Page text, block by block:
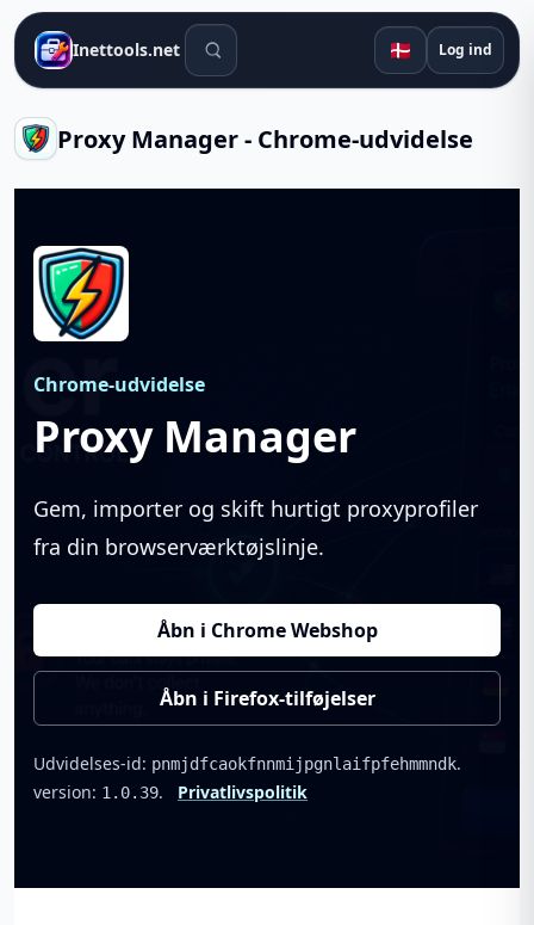
Inettools.net Søgeværktøjer 🇩🇰 Log ind
Proxy Manager - Chrome-udvidelse
Chrome-udvidelse
Proxy Manager
Gem, importer og skift hurtigt proxyprofiler
fra din browserværktøjslinje.
Åbn i Chrome Webshop
Åbn i Firefox-tilføjelser
Udvidelses-id: pnmjdfcaokfnnmijpgnlaifpfehmmndk.
version: 1.0.39. Privatlivspolitik